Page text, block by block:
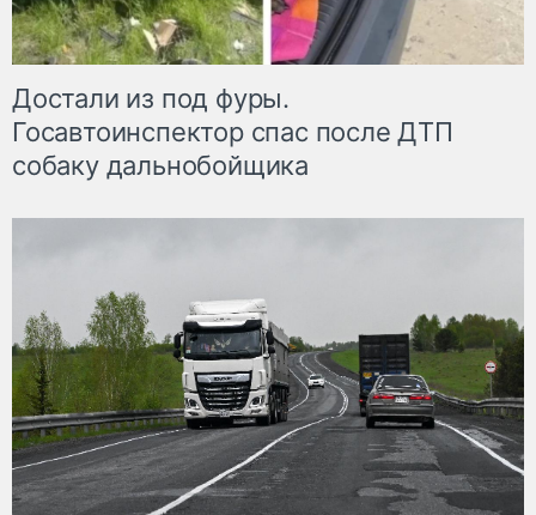
Достали из под фуры.
Госавтоинспектор спас после ДТП
собаку дальнобойщика